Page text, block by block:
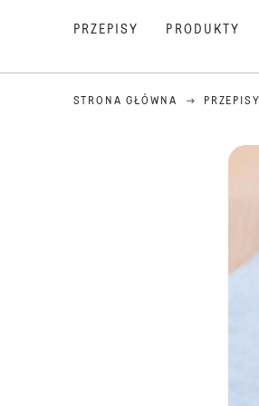
PRZEPISY PRODUKTY
STRONA GŁÓWNA PRZEPISY